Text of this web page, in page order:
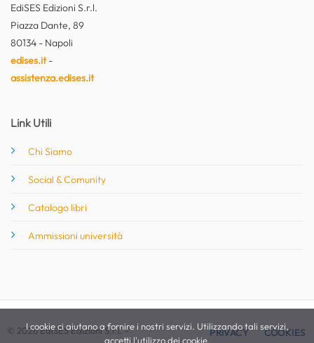
EdiSES Edizioni S.r.l.
Piazza Dante, 89
80134 - Napoli
edises.it-
assistenza.edises.it
Link Utili
Chi Siamo
Social & Comunity
Catalogo libri
Ammissioni università
© 2026 EdiSES Edizioni S.r.l. -
PRIVACY COOKIES
I cookie ci aiutano a fornire i nostri servizi. Utilizzando tali servizi,
accetti l'utilizzo dei cookie.